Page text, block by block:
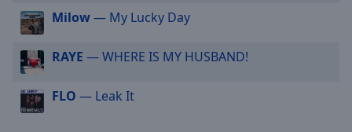
Text
Background
Opacity
Milow— My Lucky Day
RAYE — WHERE IS MY HUSBAND!
FLO — Leak It